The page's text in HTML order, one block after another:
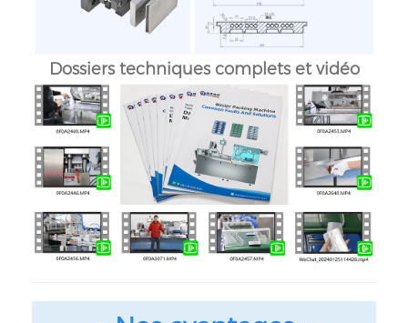
Dossiers techniques complets et vidéo